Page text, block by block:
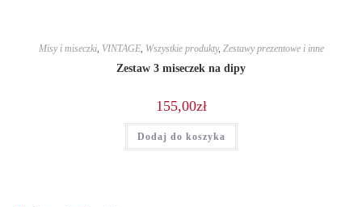
Misy i miseczki, VINTAGE, Wszystkie produkty, Zestawy prezentowe i inne
Zestaw 3 miseczek na dipy
155,00zł
Dodaj do koszyka